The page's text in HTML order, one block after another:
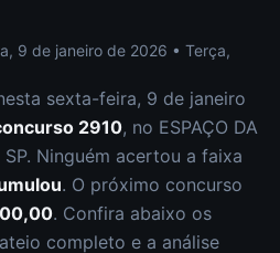
, 9 de janeiro de 2026 • Terça,
sexta-feira, 9 de janeiro
2910, no ESPAÇO DA
. Ninguém acertou a faixa
. O próximo concurso
. Confira abaixo os
completo e a análise